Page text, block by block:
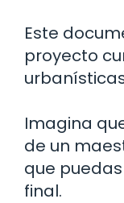
Este
proyecto
Imagina
de un
que
final.